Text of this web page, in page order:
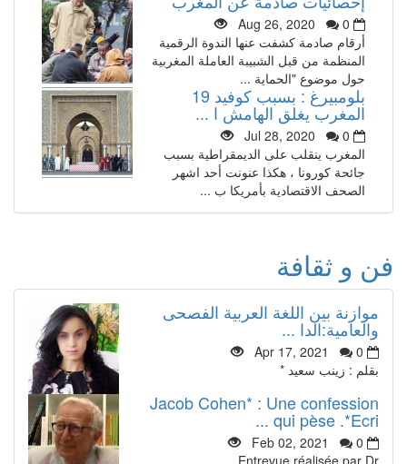
Aug 26, 2020
0
أرقام صادمة كشفت عنها الندوة الرقمية
المنظمة من قبل الشبيبة العاملة المغربية
حول موضوع "الحماية ...
بلومبيرغ : بسبب كوفيد 19
المغرب يغلق الهامش ا ...
Jul 28, 2020
0
المغرب ينقلب على الديمقراطية بسبب
جائحة كورونا ، هكذا عنونت أحد اشهر
الصحف الاقتصادية بأمريكا ب ...
فن و ثقافة
موازنة بين اللغة العربية الفصحى
والعامية:الدا ...
Apr 17, 2021
0
بقلم : زينب سعيد *
Jacob Cohen* : Une confession
qui pèse .*Ecri ...
Feb 02, 2021
0
Entrevue réalisée par Dr.